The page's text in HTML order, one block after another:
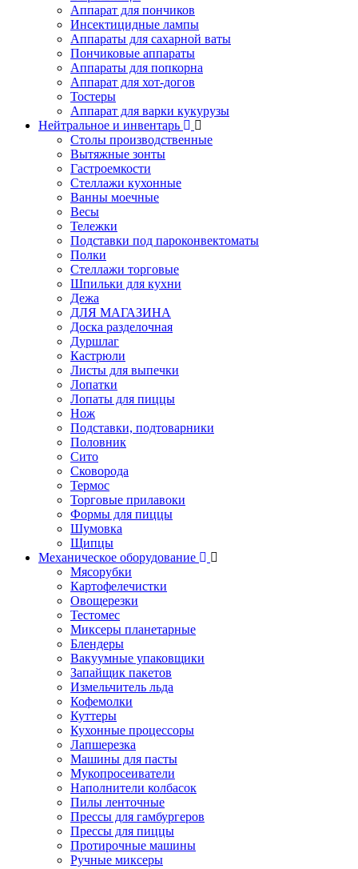
Аппарат для пончиков
Инсектицидные лампы
Аппараты для сахарной ваты
Пончиковые аппараты
Аппараты для попкорна
Аппарат для хот-догов
Тостеры
Аппарат для варки кукурузы
Нейтральное и инвентарь
Столы производственные
Вытяжные зонты
Гастроемкости
Стеллажи кухонные
Ванны моечные
Весы
Тележки
Подставки под пароконвектоматы
Полки
Стеллажи торговые
Шпильки для кухни
Дежа
ДЛЯ МАГАЗИНА
Доска разделочная
Дуршлаг
Кастрюли
Листы для выпечки
Лопатки
Лопаты для пиццы
Нож
Подставки, подтоварники
Половник
Сито
Сковорода
Термос
Торговые прилавоки
Формы для пиццы
Шумовка
Щипцы
Механическое оборудование
Мясорубки
Картофелечистки
Овощерезки
Тестомес
Миксеры планетарные
Блендеры
Вакуумные упаковщики
Запайщик пакетов
Измельчитель льда
Кофемолки
Куттеры
Кухонные процессоры
Лапшерезка
Машины для пасты
Мукопросеиватели
Наполнители колбасок
Пилы ленточные
Прессы для гамбургеров
Прессы для пиццы
Протирочные машины
Ручные миксеры